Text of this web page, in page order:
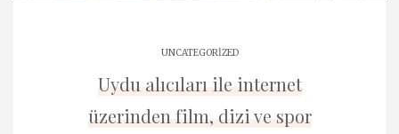
UNCATEGORIZED
Uydu alıcıları ile internet
üzerinden film, dizi ve spor